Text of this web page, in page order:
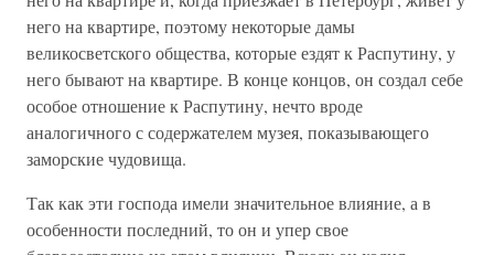
него на квартире, поэтому некоторые дамы
великосветского общества, которые ездят к Распутину, у
него бывают на квартире. В конце концов, он создал себе
особое отношение к Распутину, нечто вроде
аналогичного с содержателем музея, показывающего
заморские чудовища.
Так как эти господа имели значительное влияние, а в
особенности последний, то он и упер свое